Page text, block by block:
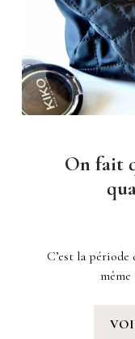
On fait
C’est la période